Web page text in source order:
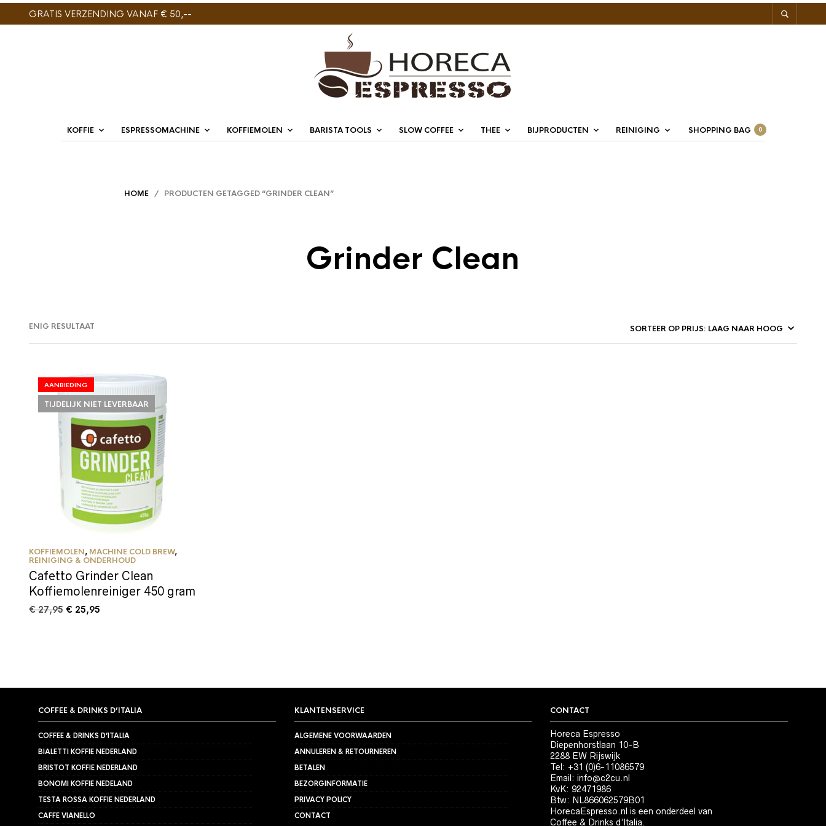
GRATIS VERZENDING VANAF € 50,--
KOFFIE ESPRESSOMACHINE KOFFIEMOLEN BARISTA TOOLS SLOW COFFEE THEE BIJPRODUCTEN REINIGING SHOPPING BAG 0
HOME / PRODUCTEN GETAGGED “GRINDER CLEAN”
Grinder Clean
ENIG RESULTAAT
AANBIEDING
TIJDELIJK NIET LEVERBAAR
KOFFIEMOLEN, MACHINE COLD BREW,
REINIGING & ONDERHOUD
Cafetto Grinder Clean
Koffiemolenreiniger 450 gram
€27,95 Oorspronkelijke
€25,95Huidige
COFFEE & DRINKS D’ITALIA
COFFEE & DRINKS D’ITALIA
BIALETTI KOFFIE NEDERLAND
BRISTOT KOFFIE NEDERLAND
BONOMI KOFFIE NEDELAND
TESTA ROSSA KOFFIE NEDERLAND
CAFFE VIANELLO
KLANTENSERVICE
ALGEMENE VOORWAARDEN
ANNULEREN & RETOURNEREN
BETALEN
BEZORGINFORMATIE
PRIVACY POLICY
CONTACT
CONTACT
Horeca Espresso
Diepenhorstlaan 10-B
2288 EW Rijswijk
Tel: +31 (0)6-11086579
Email:info@c2cu.nl
KvK: 92471986
Btw: NL866062579B01
HorecaEspresso.nl is een onderdeel van
Coffee & Drinks d’Italia.